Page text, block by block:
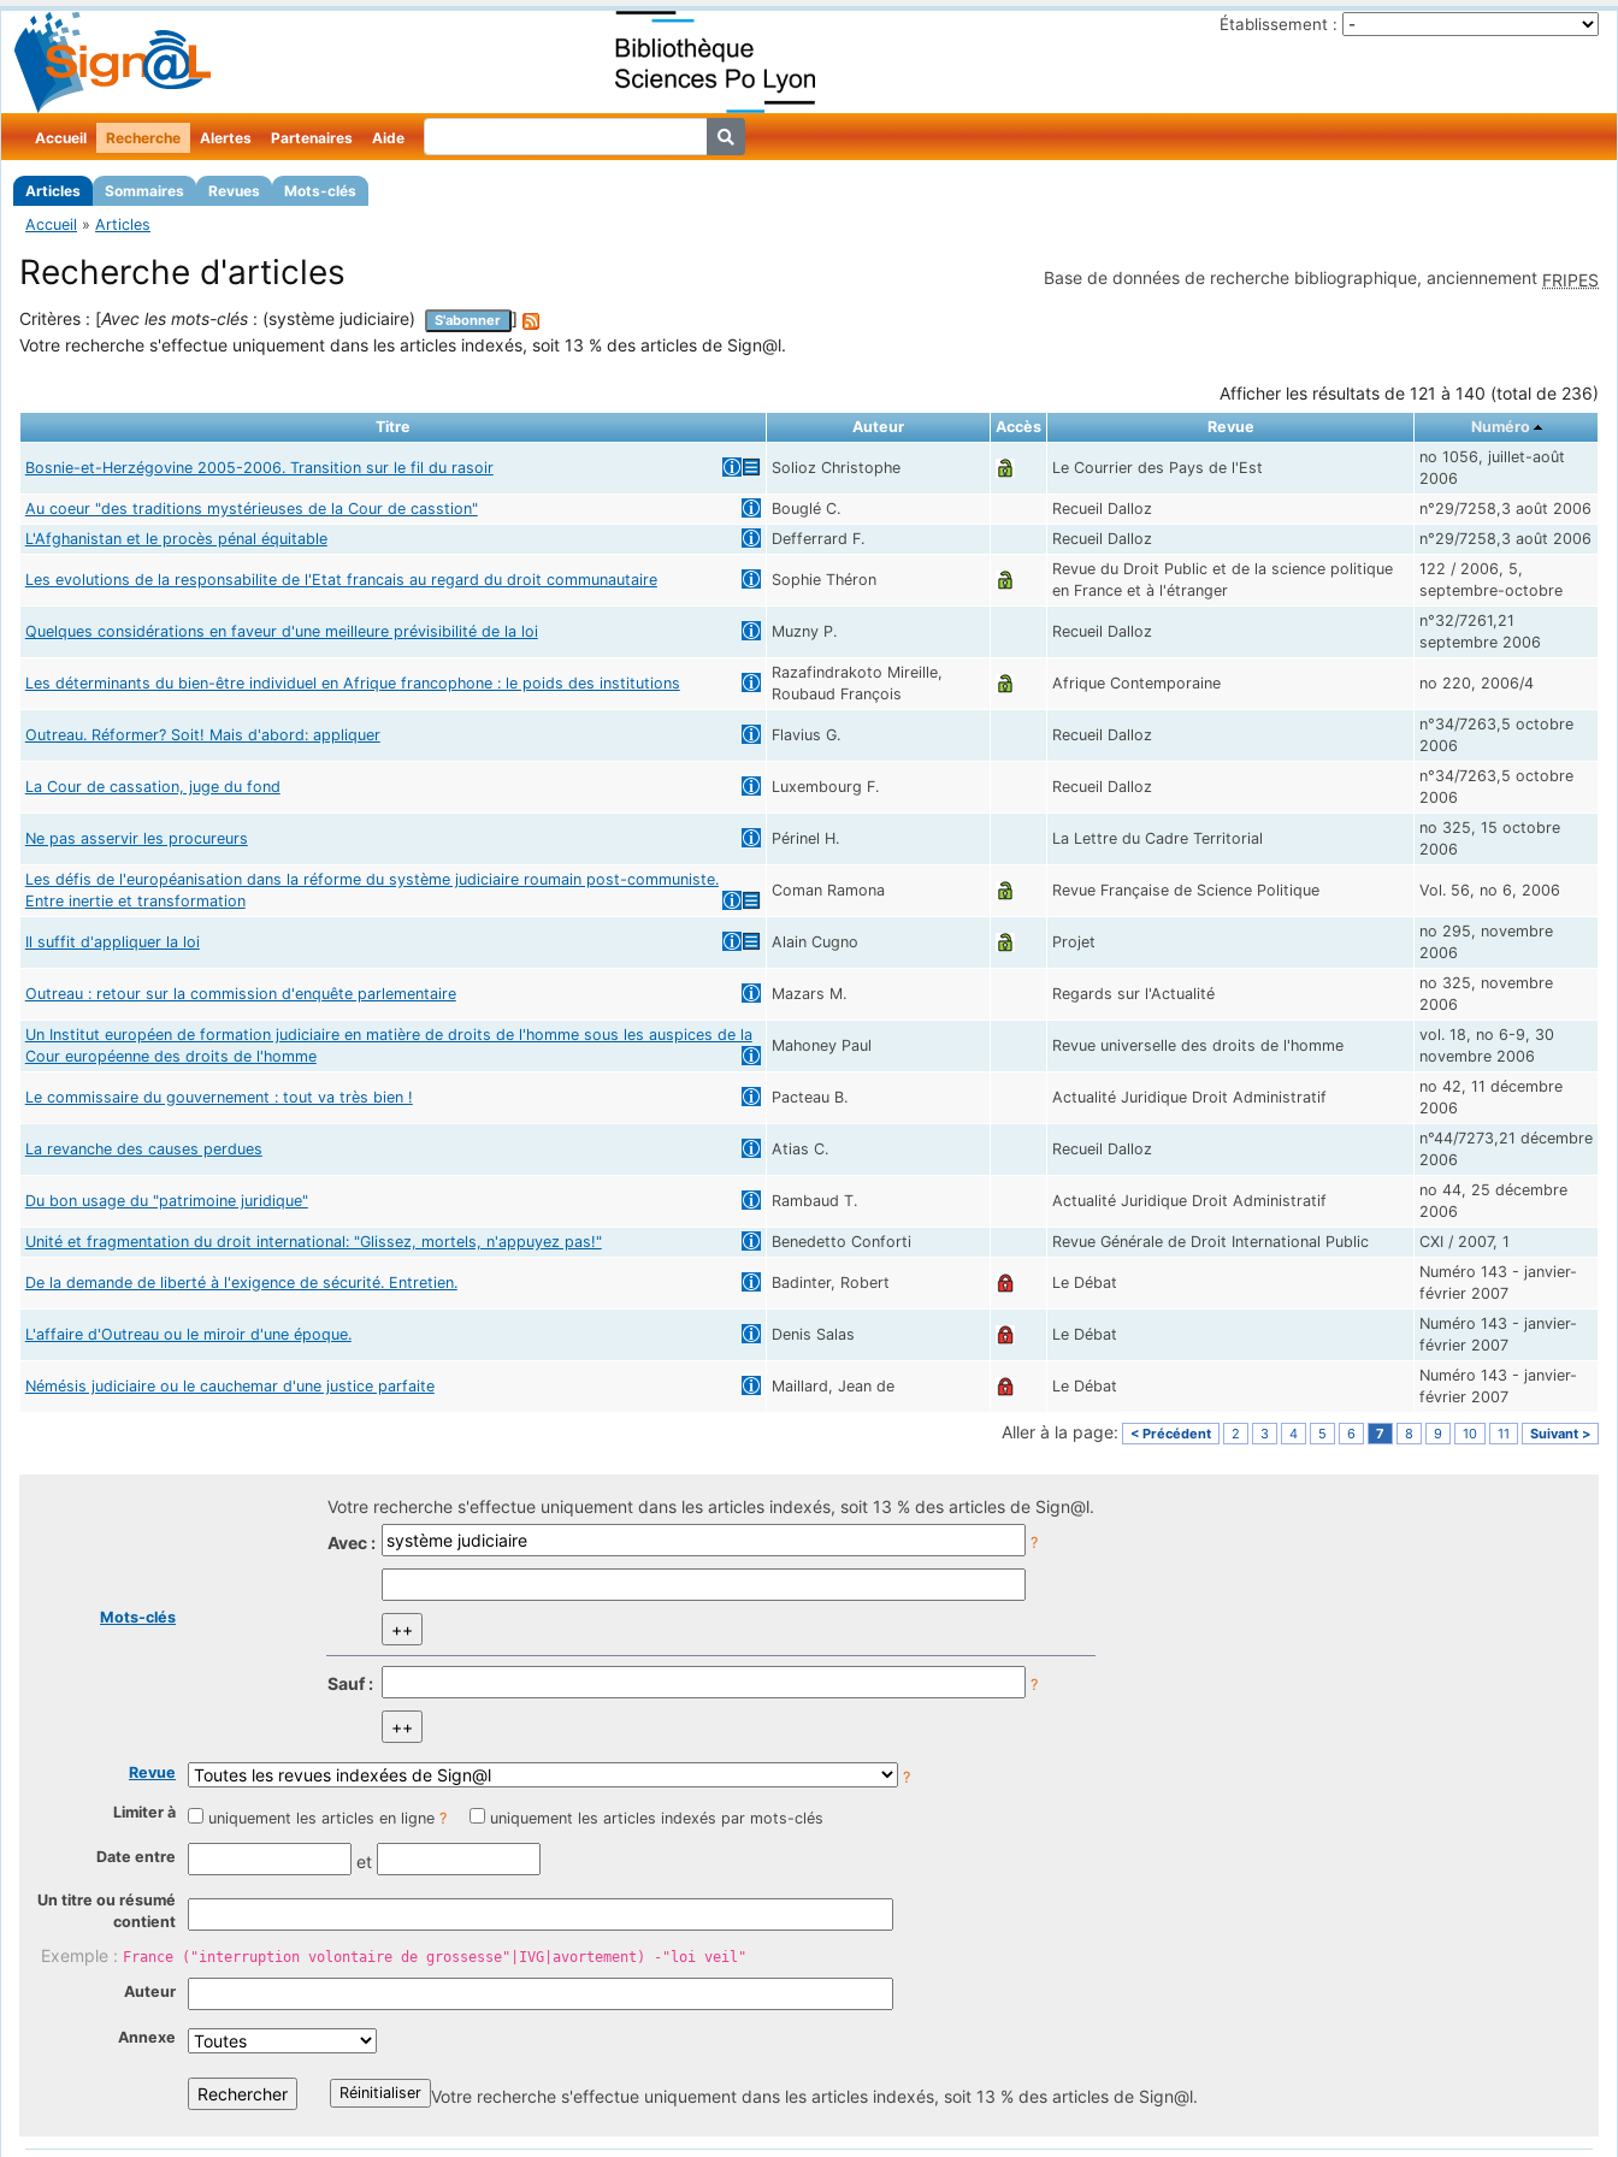
Établissement :
Accueil Recherche
Articles Sommaires Revues Mots-clés
Alertes Partenaires Aide
Accueil » Articles
Base de données de recherche bibliographique, anciennement FRIPES
Recherche d'articles
Critères : [Avec les mots-clés : (système judiciaire) S'abonner
]
Votre recherche s'effectue uniquement dans les articles indexés, soit 13 % des articles de Sign@l.
Afficher les résultats de 121 à 140 (total de 236)
Titre Auteur Accès Revue Numéro
Bosnie-et-Herzégovine 2005-2006. Transition sur le fil du rasoir Solioz Christophe Le Courrier des Pays de l'Est
no 1056, juillet-août
2006
Au coeur "des traditions mystérieuses de la Cour de casstion"
Bouglé C. Recueil Dalloz
n°29/7258,3 août 2006
L'Afghanistan et le procès pénal équitable
Defferrard F. Recueil Dalloz n°29/7258,3 août 2006
Les evolutions de la responsabilite de l'Etat francais au regard du droit communautaire Sophie Théron
Revue du Droit Public et de la science politique
en France et à l'étranger
122 / 2006, 5,
septembre-octobre
Quelques considérations en faveur d'une meilleure prévisibilité de la loi Muzny P. Recueil Dalloz
n°32/7261,21
septembre 2006
Les déterminants du bien-être individuel en Afrique francophone : le poids des institutions
Razafindrakoto Mireille,
Roubaud François
Afrique Contemporaine no 220, 2006/4
Outreau. Réformer? Soit! Mais d'abord: appliquer Flavius G. Recueil Dalloz
n°34/7263,5 octobre
2006
La Cour de cassation, juge du fond Luxembourg F. Recueil Dalloz
n°34/7263,5 octobre
2006
Ne pas asservir les procureurs Périnel H. La Lettre du Cadre Territorial
no 325, 15 octobre
2006
Les défis de l'européanisation dans la réforme du système judiciaire roumain post-communiste.
Entre inertie et transformation
Coman Ramona Revue Française de Science Politique Vol. 56, no 6, 2006
Il suffit d'appliquer la loi Alain Cugno Projet
no 295, novembre
2006
Outreau : retour sur la commission d'enquête parlementaire Mazars M. Regards sur l'Actualité
no 325, novembre
2006
Un Institut européen de formation judiciaire en matière de droits de l'homme sous les auspices de la
Cour européenne des droits de l'homme
Mahoney Paul Revue universelle des droits de l'homme
vol. 18, no 6-9, 30
novembre 2006
Le commissaire du gouvernement : tout va très bien ! Pacteau B. Actualité Juridique Droit Administratif
no 42, 11 décembre
2006
La revanche des causes perdues Atias C. Recueil Dalloz
n°44/7273,21 décembre
2006
Du bon usage du "patrimoine juridique" Rambaud T. Actualité Juridique Droit Administratif
no 44, 25 décembre
2006
Unité et fragmentation du droit international: "Glissez, mortels, n'appuyez pas!"
Benedetto Conforti Revue Générale de Droit International Public CXI / 2007, 1
De la demande de liberté à l'exigence de sécurité. Entretien. Badinter, Robert Le Débat
Numéro 143 - janvier-
février 2007
L'affaire d'Outreau ou le miroir d'une époque. Denis Salas Le Débat
Numéro 143 - janvier-
février 2007
Némésis judiciaire ou le cauchemar d'une justice parfaite Maillard, Jean de Le Débat
Numéro 143 - janvier-
février 2007
Aller à la page: < Précédent 2 3 4 5 6 7 8 9 10 11 Suivant >
Mots-clés
Votre recherche s'effectue uniquement dans les articles indexés, soit 13 % des articles de Sign@l.
Avec :
?
Sauf : ?
Revue
?
Limiter à
uniquement les articles en ligne ? uniquement les articles indexés par mots-clés
Date entre et
Un titre ou résumé
contient
Exemple : France ("interruption volontaire de grossesse"|IVG|avortement) -"loi veil"
Auteur
Annexe
Votre recherche s'effectue uniquement dans les articles indexés, soit 13 % des articles de Sign@l.